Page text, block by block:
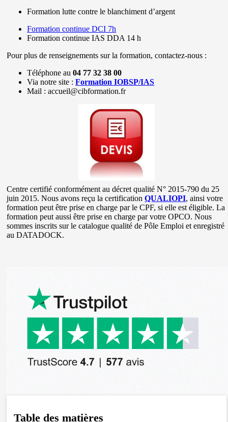
Formation lutte contre le blanchiment d’argent
Formation continue DCI 7h
Formation continue IAS DDA 14 h
Pour plus de renseignements sur la formation, contactez-nous :
Téléphone au04 77 32 38 00
Via notre site :Formation IOBSP/IAS
Mail : accueil@cibformation.fr
Centre certifié conformément au décret qualité N° 2015-790 du 25
juin 2015. Nous avons reçu la certificationQUALIOPI, ainsi votre
formation peut être prise en charge par le CPF, si elle est éligible. La
formation peut aussi être prise en charge par votre OPCO. Nous
sommes inscrits sur le catalogue qualité de Pôle Emploi et enregistré
au DATADOCK.
Table des matières